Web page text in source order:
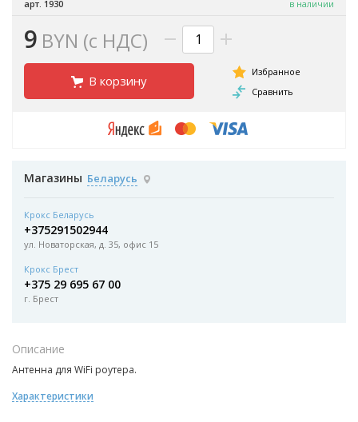
арт. 1930 в наличии
9 BYN (с НДС)
В корзину
Магазины Беларусь
Крокс Беларусь
+375291502944
ул. Новаторская, д. 35, офис 15
Крокс Брест
+375 29 695 67 00
г. Брест
Описание
Антенна для WiFi роутера.
Характеристики